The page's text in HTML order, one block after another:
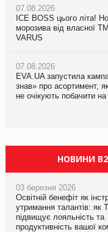
07.08.2026
ICE BOSS цього літа!
морозива від власної
VARUS
07.08.2026
EVA.UA запустила
знав» про асортимент,
не очікують побачити
07.08.2026
ICE BOSS цього літа!
морозива від власної
VARUS
07.08.2026
EVA.UA запустила
знав» про асортимент,
не очікують побачити
07.08.2026
Франція заборонила
НОВИНИ
03 березня 2026
Освітній бенефіт як
утримання талантів: як
підвищує лояльність та
продуктивність вашої